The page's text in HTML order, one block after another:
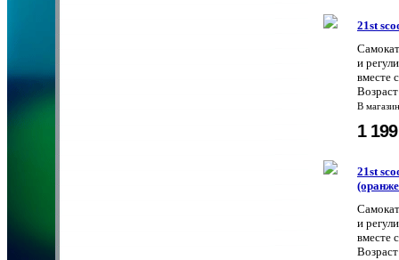
21st
и
вместе
В
1
21st
и
вместе